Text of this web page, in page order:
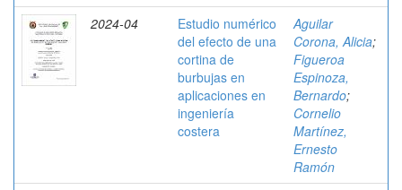
2024-04
Estudio numérico
del efecto de una
cortina de
burbujas en
aplicaciones en
ingeniería
costera
Aguilar
Corona, Alicia;
Figueroa
Espinoza,
Bernardo;
Cornelio
Martínez,
Ernesto
Ramón